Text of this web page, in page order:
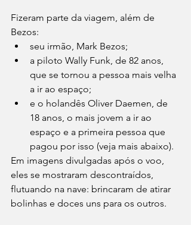
Fizeram parte da viagem, além de
Bezos:
seu irmão, Mark Bezos;
a piloto Wally Funk, de 82 anos,
que se tornou a pessoa mais velha
a ir ao espaço;
e o holandês Oliver Daemen, de
18 anos, o mais jovem a ir ao
espaço e a primeira pessoa que
pagou por isso (veja mais abaixo).
Em imagens divulgadas após o voo,
eles se mostraram descontraídos,
flutuando na nave: brincaram de atirar
bolinhas e doces uns para os outros.